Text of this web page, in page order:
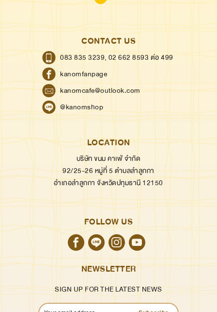
CONTACT US
083 835 3239, 02 662 8593 ต่อ 499
kanomfanpage
kanomcafe@outlook.com
@kanomshop
LOCATION
บริษัท ขนม คาเฟ่ จำกัด
92/25-26 หมู่ที่ 5 ตำบลลำลูกกา
อำเภอลำลูกกา จังหวัดปทุมธานี 12150
FOLLOW US
NEWSLETTER
SIGN UP FOR THE LATEST NEWS